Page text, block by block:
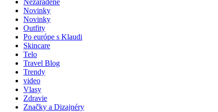
Nezaradené
Novinky
Novinky
Outfity
Po európe s Klaudi
Skincare
Telo
Travel Blog
Trendy
video
Vlasy
Zdravie
Značky a Dizajnéry